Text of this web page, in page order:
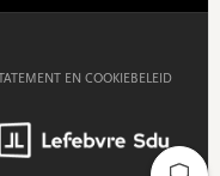
EN COOKIEBELEID